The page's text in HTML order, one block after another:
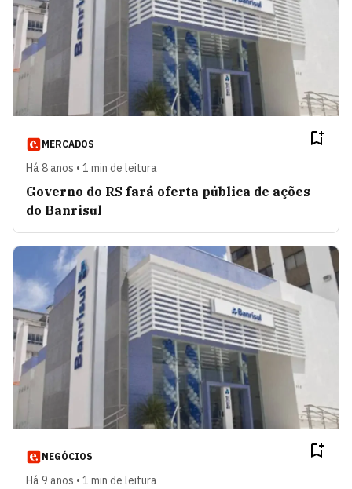
MERCADOS
Há 8 anos • 1 min de leitura
Governo do RS fará oferta pública de ações
do Banrisul
NEGÓCIOS
Há 9 anos • 1 min de leitura